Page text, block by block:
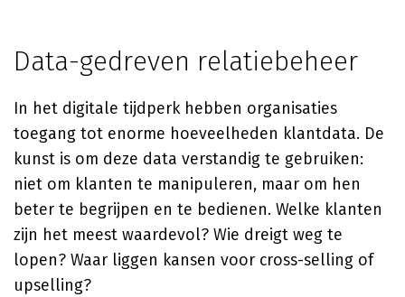
Data-gedreven relatiebeheer
In het digitale tijdperk hebben organisaties
toegang tot enorme hoeveelheden klantdata. De
kunst is om deze data verstandig te gebruiken:
niet om klanten te manipuleren, maar om hen
beter te begrijpen en te bedienen. Welke klanten
zijn het meest waardevol? Wie dreigt weg te
lopen? Waar liggen kansen voor cross-selling of
upselling?